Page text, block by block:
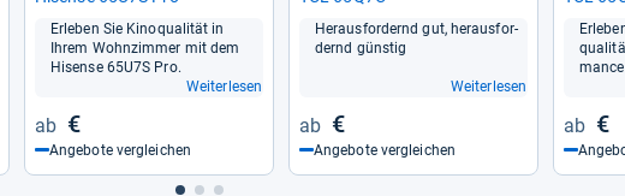
Erle­ben Sie Kino­qua­li­tät in
Ihrem Wohn­zim­mer mit dem
Hisense 65U7S Pro.
Weiterlesen
€
Angebote vergleichen
Her­aus­for­dernd gut, her­aus­for­
dernd güns­tig
Weiterlesen
€
Angebote vergleichen
mance
€